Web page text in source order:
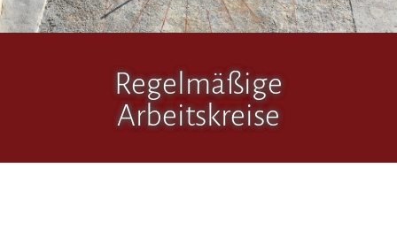
Regelmäßige
Arbeitskreise